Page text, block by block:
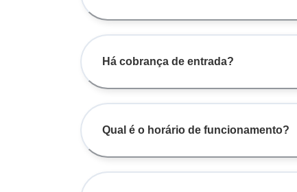
Há cobrança de entrada?
Qual é o horário de funcionamento?